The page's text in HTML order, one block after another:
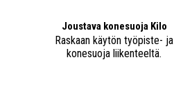
Joustava konesuoja Kilo
Raskaan käytön työpiste- ja
konesuoja liikenteeltä.